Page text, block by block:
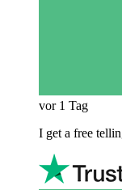
vor 1 Tag
I get a free